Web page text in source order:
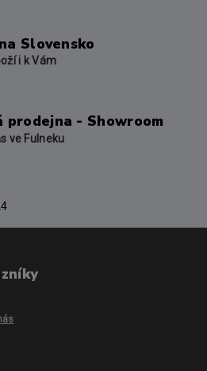
Slovensko
i k Vám
prodejna - Showroom
ve Fulneku